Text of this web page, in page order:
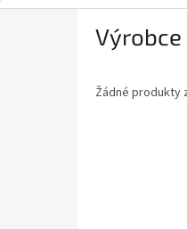
Výrobce
Žádné produkty